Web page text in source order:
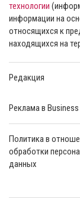
технологии
информации на
относящихся к
находящихся на
Редакция
Реклама в
Политика в
обработки
данных